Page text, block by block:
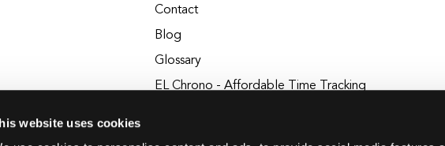
website uses cookies
Contact
Blog
Glossary
EL Chrono - Affordable Time Tracking